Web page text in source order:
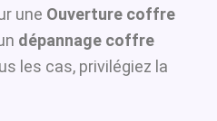
une Ouverture coffre
dépannage coffre
les cas, privilégiez la